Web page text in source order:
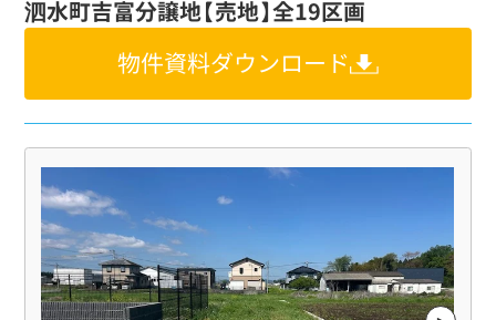
泗水町吉富分譲地【売地】全19区画
物件資料ダウンロード